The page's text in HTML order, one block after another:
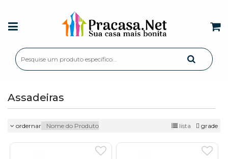
Assadeiras
ordernar lista grade